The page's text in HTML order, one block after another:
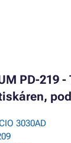
PD-219
3030AD